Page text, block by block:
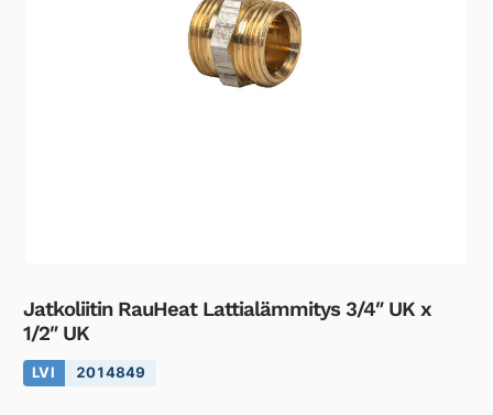
Jatkoliitin RauHeat Lattialämmitys 3/4″ UK x
1/2″ UK
LVI 2014849